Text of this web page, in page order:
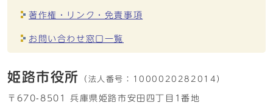
著作権・リンク・免責事項
お問い合わせ窓口一覧
姫路市役所 （法人番号： 1000020282014）
〒670-8501 兵庫県姫路市安田四丁目1番地